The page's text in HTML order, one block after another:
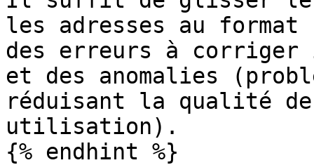
les adresses au
des erreurs à corriger
et des anomalies
réduisant la qualité
utilisation).
{% endhint %}